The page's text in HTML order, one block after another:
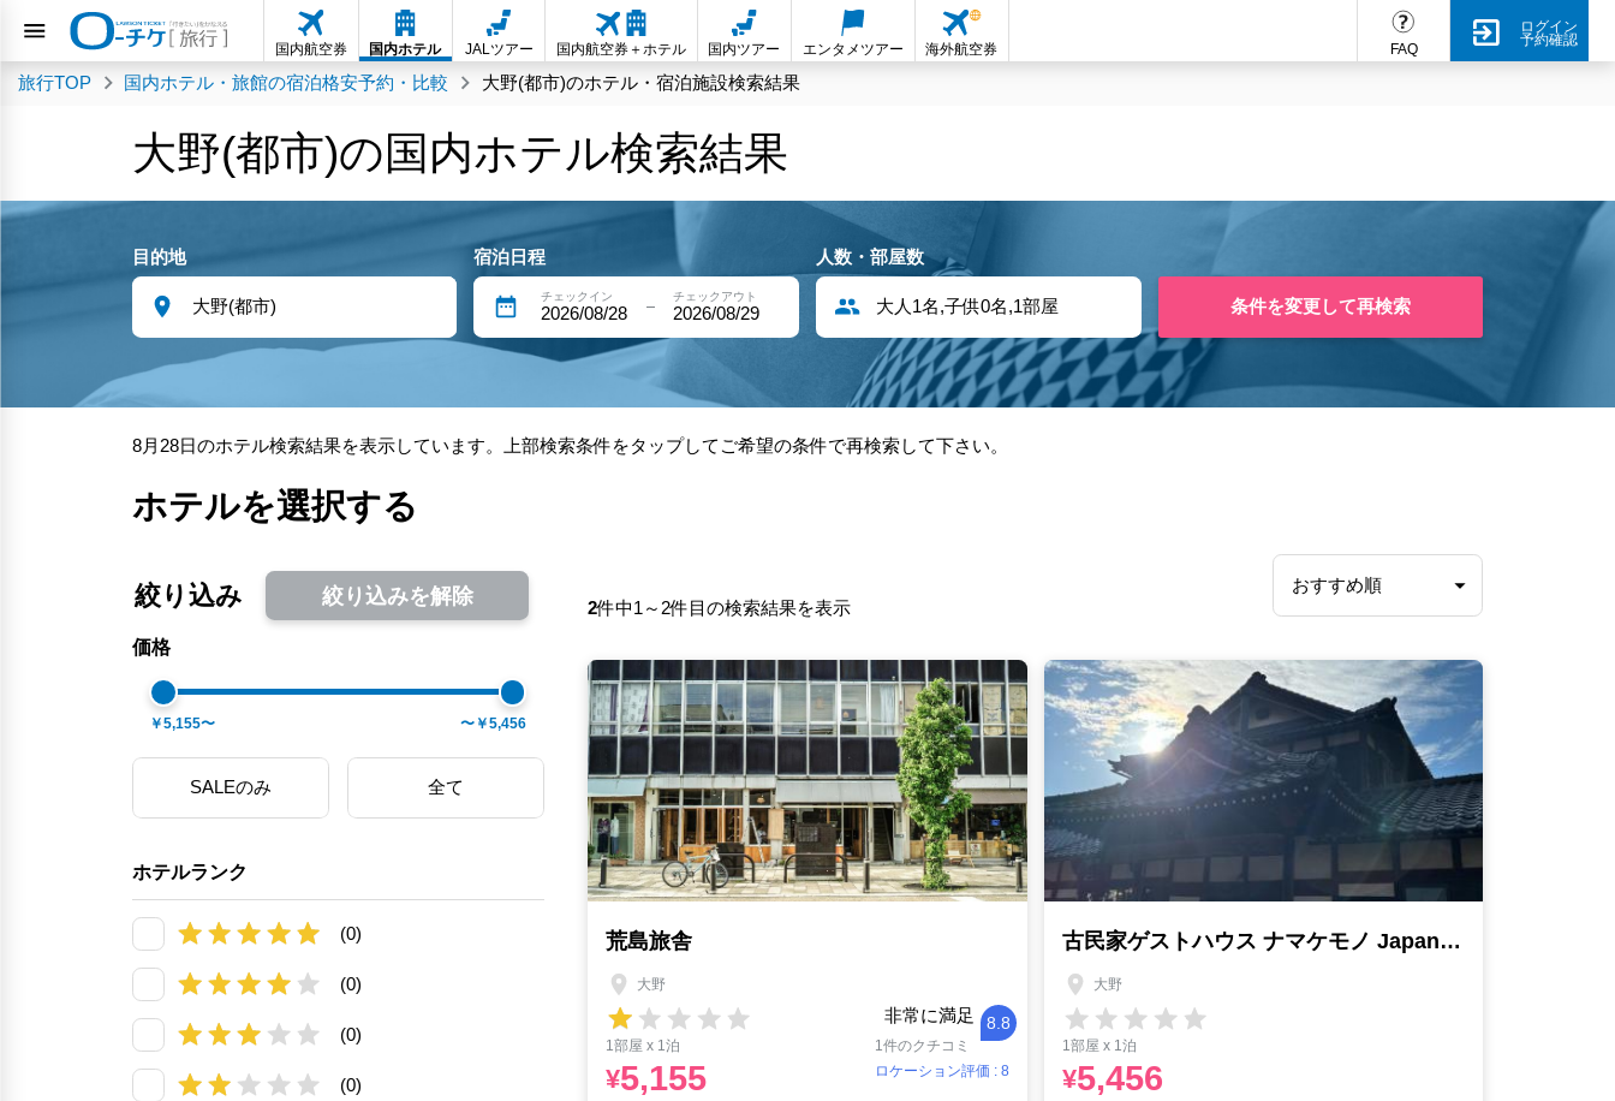
FAQ
ログイン
予約確認
国内航空券 国内ホテル JALツアー 国内航空券＋ホテル 国内ツアー エンタメツアー 海外航空券
旅行TOP 国内ホテル・旅館の宿泊格安予約・比較 大野(都市)のホテル・宿泊施設検索結果
大野(都市)の国内ホテル検索結果
目的地 宿泊日程
チェックイン
2026/08/28
チェックアウト
2026/08/29
人数・部屋数
大人1名,子供0名,1部屋 条件を変更して再検索
8月28日のホテル検索結果を表示しています。上部検索条件をタップしてご希望の条件で再検索して下さい。
ホテルを選択する
絞り込み 絞り込みを解除
価格
￥5,155〜 〜￥5,456
SALEのみ 全て
ホテルランク
(0)
(0)
(0)
(0)
2件中1～2件目の検索結果を表示
荒島旅舎
大野
非常に満足 8.8
1部屋 x 1泊
1件のクチコミ
ロケーション評価 : 8
¥5,155
古民家ゲストハウス ナマケモノ Japanese Traditional Guesthouse Namakemono
大野
1部屋 x 1泊
¥5,456